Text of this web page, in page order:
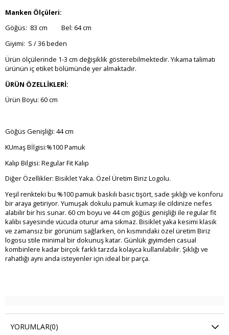
Manken Ölçüleri:
Göğüs: 83 cm Bel: 64 cm
Giyimi: S / 36 beden
Ürün ölçülerinde 1-3 cm değişiklik gösterebilmektedir. Yıkama talimatı
ürünün iç etiket bölümünde yer almaktadır.
ÜRÜN ÖZELLİKLERİ:
Ürün Boyu: 60 cm
Göğüs Genişliği: 44 cm
KUmaş Bİlgisi:%100 Pamuk
Kalıp Bilgisi: Regular Fit Kalıp
Diğer Özellikler: Bisiklet Yaka. Özel Üretim Biriz Logolu.
Yeşil renkteki bu %100 pamuk baskılı basic tişört, sade şıklığı ve konforu
bir araya getiriyor. Yumuşak dokulu pamuk kumaşı ile cildinize nefes
alabilir bir his sunar. 60 cm boyu ve 44 cm göğüs genişliği ile regular fit
kalıbı sayesinde vücuda oturur ama sıkmaz. Bisiklet yaka kesimi klasik
ve zamansız bir görünüm sağlarken, ön kısmındaki özel üretim Biriz
logosu stile minimal bir dokunuş katar. Günlük giyimden casual
kombinlere kadar birçok farklı tarzda kolayca kullanılabilir. Şıklığı ve
rahatlığı aynı anda isteyenler için ideal bir parça.
YORUMLAR(0)